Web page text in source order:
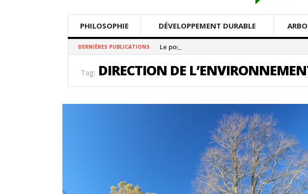
PHILOSOPHIE DÉVELOPPEMENT DURABLE
DERNIÈRES PUBLICATIONS Le pommier thé
Tag: DIRECTION DE